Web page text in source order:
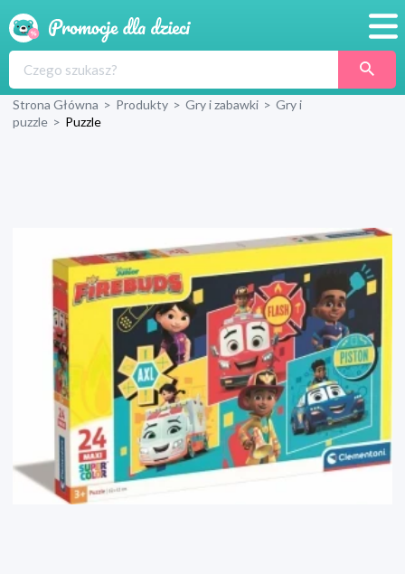
Produkty
Wyprawka
Strona Główna > Produkty > Gry i zabawki > Gry i
puzzle > Puzzle